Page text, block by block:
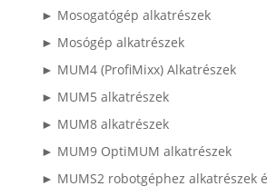
► Mosogatógép alkatrészek
► Mosógép alkatrészek
► MUM4 (ProfiMixx) Alkatrészek
► MUM5 alkatrészek
► MUM8 alkatrészek
► MUM9 OptiMUM alkatrészek
► MUMS2 robotgéphez alkatrészek